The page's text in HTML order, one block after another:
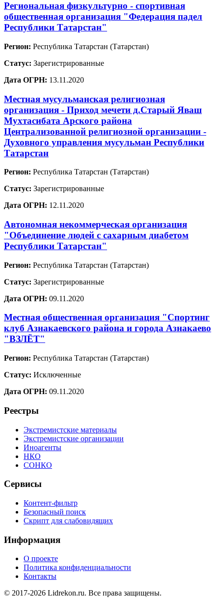
Региональная физкультурно - спортивная
общественная организация "Федерация падел
Республики Татарстан"
Регион: Республика Татарстан (Татарстан)
Статус: Зарегистрированные
Дата ОГРН: 13.11.2020
Местная мусульманская религиозная
организация - Приход мечети д.Старый Яваш
Мухтасибата Арского района
Централизованной религиозной организации -
Духовного управления мусульман Республики
Татарстан
Регион: Республика Татарстан (Татарстан)
Статус: Зарегистрированные
Дата ОГРН: 12.11.2020
Автономная некоммерческая организация
"Объединение людей с сахарным диабетом
Республики Татарстан"
Регион: Республика Татарстан (Татарстан)
Статус: Зарегистрированные
Дата ОГРН: 09.11.2020
Местная общественная организация "Спортинг
клуб Азнакаевского района и города Азнакаево
"ВЗЛЁТ"
Регион: Республика Татарстан (Татарстан)
Статус: Исключенные
Дата ОГРН: 09.11.2020
Реестры
Экстремистские материалы
Экстремистские организации
Иноагенты
НКО
СОНКО
Сервисы
Контент-фильтр
Безопасный поиск
Скрипт для слабовидящих
Информация
О проекте
Политика конфиденциальности
Контакты
© 2017-2026 Lidrekon.ru. Все права защищены.